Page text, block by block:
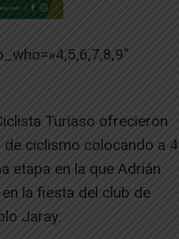
Turiaso ofrecieron
de ciclismo colocando a 4
etapa en la que Adrián
la fiesta del club de
Jaray.